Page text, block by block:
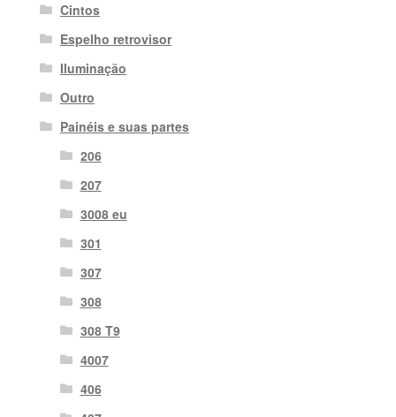
Cintos
Espelho retrovisor
Iluminação
Outro
Painéis e suas partes
206
207
3008 eu
301
307
308
308 T9
4007
406